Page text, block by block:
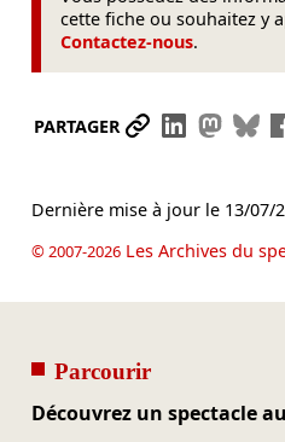
cette fiche ou souhaitez y
Contactez-nous.
PARTAGER Partager le
Partager
Dernière mise à jour le 13/07/
© 2007-2026Les Archives du
Parcourir
Découvrez un spectacle